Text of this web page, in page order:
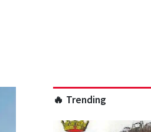
🔥 Trending